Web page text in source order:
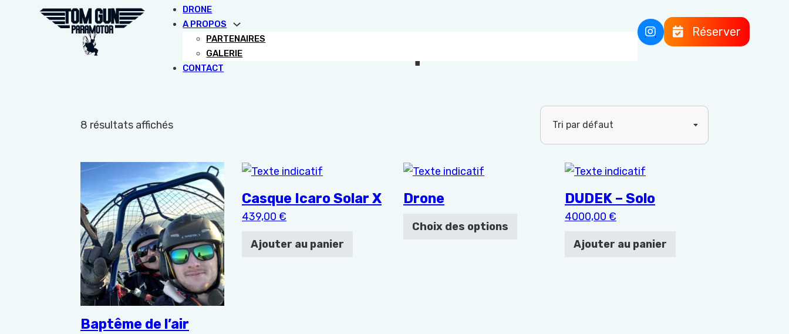
DRONE
A PROPOS
PARTENAIRES
GALERIE
CONTACT
8 résultats affichés
Baptême de l’air
Ce produit a plusieurs variations. Les options peuvent être choisies sur la page du produit
Casque Icaro Solar X
439,00 €
Ajouter au panier
Drone
Choix des options
Ce produit a plusieurs variations. Les options peuvent être choisies sur la page
DUDEK – Solo
4000,00 €
Ajouter au panier